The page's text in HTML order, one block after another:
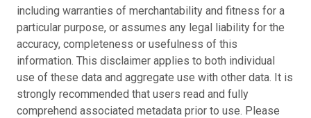
including warranties of merchantability and fitness for a
particular purpose, or assumes any legal liability for the
accuracy, completeness or usefulness of this
information. This disclaimer applies to both individual
use of these data and aggregate use with other data. It is
strongly recommended that users read and fully
comprehend associated metadata prior to use. Please